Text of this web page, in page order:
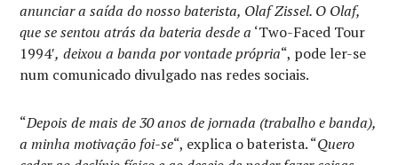
anunciar a saída do nosso baterista, Olaf Zissel. O Olaf,
que se sentou atrás da bateria desde a ‘Two-Faced Tour
1994′, deixou a banda por vontade própria“, pode ler-se
num comunicado divulgado nas redes sociais.
“Depois de mais de 30 anos de jornada (trabalho e banda),
a minha motivação foi-se“, explica o baterista. “Quero